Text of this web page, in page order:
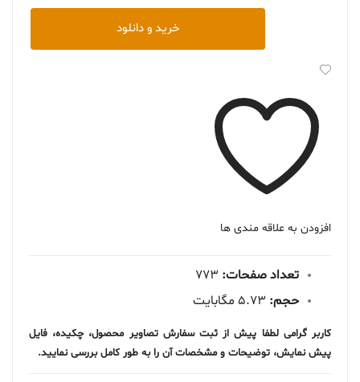
Dick
دیک
عدد
خرید و دانلود
افزودن به علاقه مندی ها
تعداد صفحات: 773
حجم:
کاربر گرامی لطفا پیش از ثبت سفارش تصاویر محصول، چکیده، فایل
پیش نمایش، توضیحات و مشخصات آن را به طور کامل بررسی نمایید.